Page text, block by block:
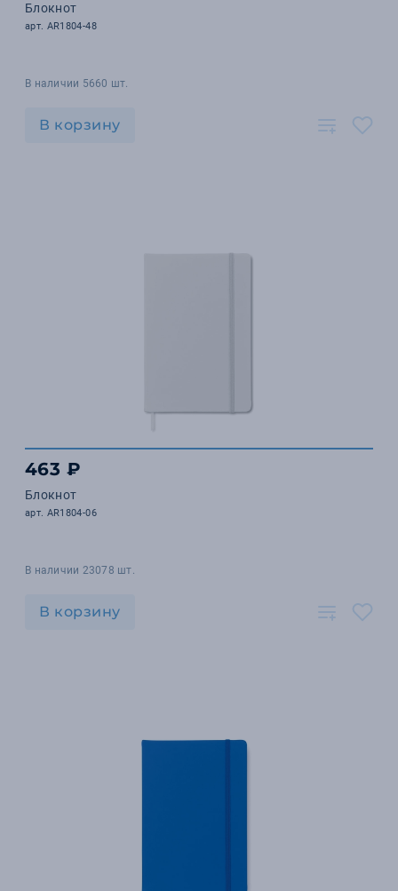
Блокнот
арт. AR1804-48
В наличии 5660 шт.
В корзину
463 ₽
Блокнот
арт. AR1804-06
В наличии 23078 шт.
В корзину